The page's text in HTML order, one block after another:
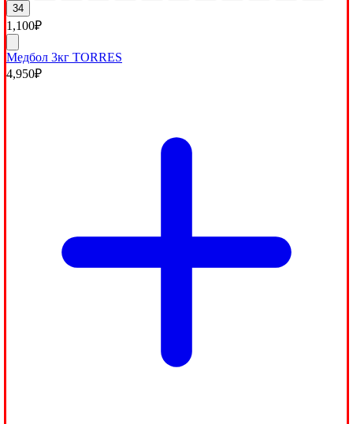
34
1,100₽
Медбол 3кг TORRES
4,950₽